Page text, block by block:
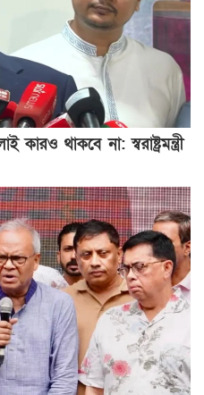
থাকবে না: স্বরাষ্ট্রমন্ত্রী